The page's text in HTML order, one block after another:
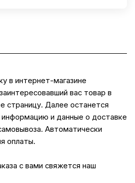
в интернет-магазине
вас товар в
страницу. Далее останется
информацию и данные о доставке
Автоматически
оплаты.
с вами свяжется наш